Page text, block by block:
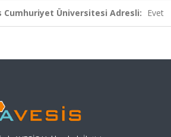
Cumhuriyet Üniversitesi Adresli: Evet